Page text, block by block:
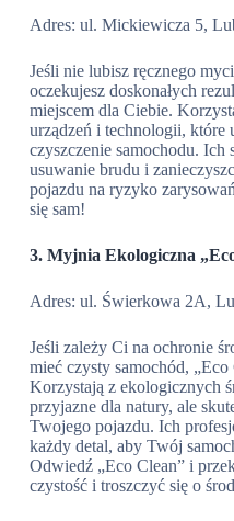
Adres: ul. Mickiewicza 5,
Jeśli nie lubisz ręcznego
oczekujesz doskonałych
miejscem dla Ciebie.
urządzeń i technologii,
czyszczenie samochodu. Ich
usuwanie brudu i
pojazdu na ryzyko
się sam!
3. Myjnia Ekologiczna
Adres: ul. Świerkowa 2A,
Jeśli zależy Ci na ochronie
mieć czysty samochód,
Korzystają z ekologicznych
przyjazne dla natury, ale
Twojego pojazdu. Ich
każdy detal, aby Twój
Odwiedź „Eco Clean” i
czystość i troszczyć się o